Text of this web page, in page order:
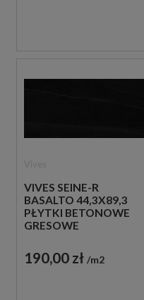
VIVES SEINE-R
BASALTO 44,3X89,3
PŁYTKI BETONOWE
GRESOWE
190,00 zł m2